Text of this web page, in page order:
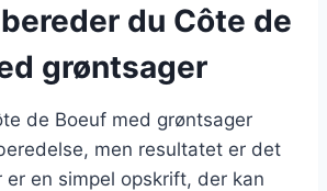
du Côte de
grøntsager
de Boeuf med grøntsager
men resultatet er det
en simpel opskrift, der kan